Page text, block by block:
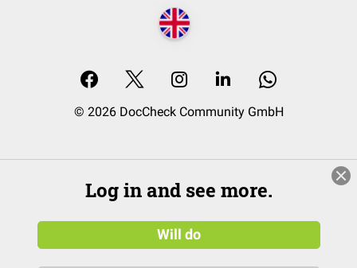
© 2026 DocCheck Community GmbH
Log in and see more.
Will do